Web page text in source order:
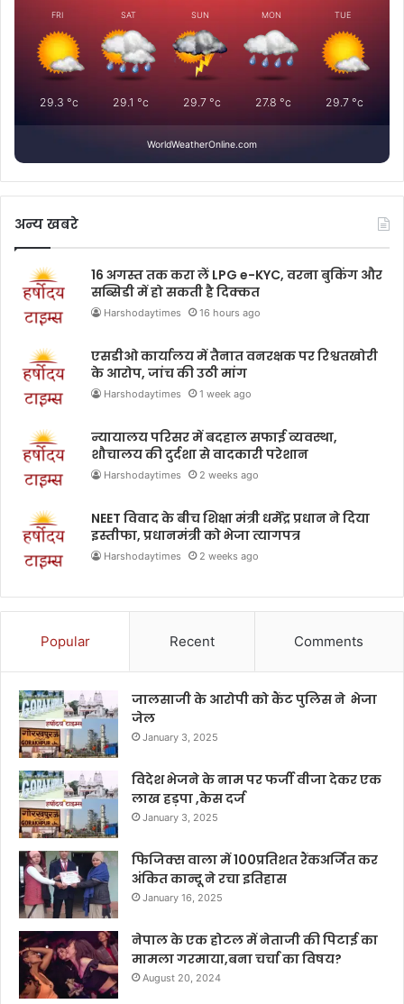
FRI
29.3 °c
SAT
29.1 °c
SUN
29.7°c
MON
27.8 °c
TUE
29.7 °c
WorldWeatherOnline.com
अन्य खबरे
16 अगस्त तक करा लें LPG e-KYC, वरना बुकिंग और
सब्सिडी में हो सकती है दिक्कत
Harshodaytimes 16 hours ago
एसडीओ कार्यालय में तैनात वनरक्षक पर रिश्वतखोरी
के आरोप, जांच की उठी मांग
Harshodaytimes 1 week ago
न्यायालय परिसर में बदहाल सफाई व्यवस्था,
शौचालय की दुर्दशा से वादकारी परेशान
Harshodaytimes 2 weeks ago
NEET विवाद के बीच शिक्षा मंत्री धर्मेंद्र प्रधान ने दिया
इस्तीफा, प्रधानमंत्री को भेजा त्यागपत्र
Harshodaytimes 2 weeks ago
Popular Recent Comments
जालसाजी के आरोपी को कैंट पुलिस ने भेजा
जेल
January 3, 2025
विदेश भेजने के नाम पर फर्जी वीजा देकर एक
लाख हड़पा ,केस दर्ज
January 3, 2025
फिजिक्स वाला में 100प्रतिशत रैंकअर्जित कर
अंकित कान्दू ने रचा इतिहास
January 16, 2025
नेपाल के एक होटल में नेताजी की पिटाई का
मामला गरमाया,बना चर्चा का विषय?
August 20, 2024